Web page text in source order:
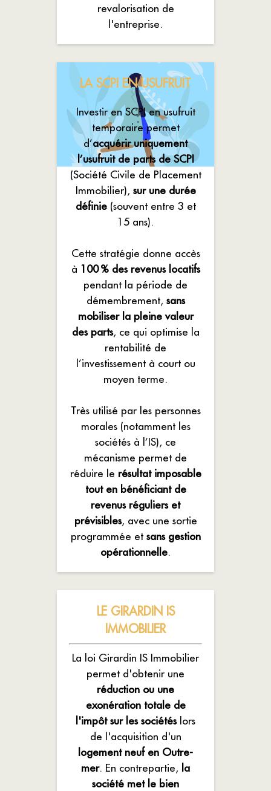
revalorisation de
l'entreprise.
LA SCPI EN USUFRUIT
Investir en SCPI en usufruit
temporaire permet
d’acquérir uniquement
l’usufruit de parts de SCPI
(Société Civile de Placement
Immobilier), sur une durée
définie(souvent entre 3 et
15 ans).
Cette stratégie donne accès
à 100 % des revenus locatifs
pendant la période de
démembrement, sans
mobiliser la pleine valeur
des parts, ce qui optimise la
rentabilité de
l’investissement à court ou
moyen terme.
Très utilisé par les personnes
morales (notamment les
sociétés à l’IS), ce
mécanisme permet de
réduire le résultat imposable
tout en bénéficiant de
revenus réguliers et
prévisibles, avec une sortie
programmée et sans gestion
opérationnelle.
LE GIRARDIN IS
IMMOBILIER
La loi Girardin IS Immobilier
permet d'obtenir une
réduction ou une
exonération totale de
l'impôt sur les sociétéslors
de l'acquisition d'un
logement neuf en Outre-
mer. En contrepartie, la
société met le bien